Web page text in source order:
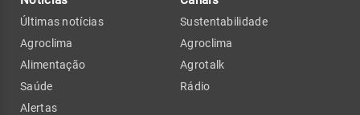
Últimas notícias
Agroclima
Alimentação
Saúde
Alertas
Sustentabilidade
Agroclima
Agrotalk
Rádio